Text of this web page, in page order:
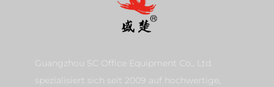
Guangzhou SC Office Equipment Co., Ltd.
spezialisiert sich seit 2009 auf hochwertige,